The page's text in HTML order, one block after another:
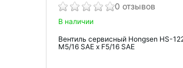
0 отзывов
В наличии
Вентиль сервисный Hongsen HS-
M5/16 SAE x F5/16 SAE